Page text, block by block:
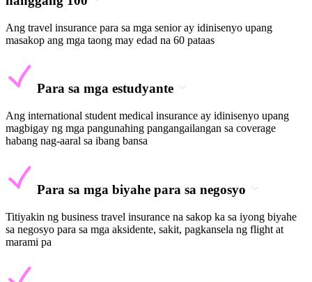
Ang travel insurance para sa mga senior ay idinisenyo upang
masakop ang mga taong may edad na 60 pataas
Para sa mga estudyante
Ang international student medical insurance ay idinisenyo upang
magbigay ng mga pangunahing pangangailangan sa coverage
habang nag-aaral sa ibang bansa
Para sa mga biyahe para sa negosyo
Titiyakin ng business travel insurance na sakop ka sa iyong biyahe
sa negosyo para sa mga aksidente, sakit, pagkansela ng flight at
marami pa